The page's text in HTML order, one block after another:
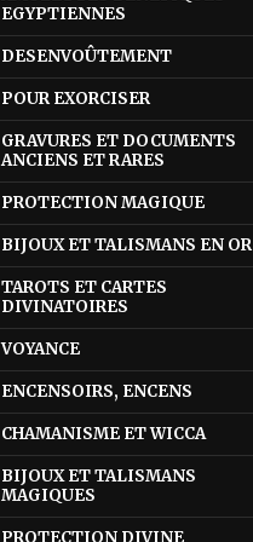
EGYPTIENNES
DESENVOÛTEMENT
POUR EXORCISER
GRAVURES ET DOCUMENTS
ANCIENS ET RARES
PROTECTION MAGIQUE
BIJOUX ET TALISMANS EN OR
TAROTS ET CARTES
DIVINATOIRES
VOYANCE
ENCENSOIRS, ENCENS
CHAMANISME ET WICCA
BIJOUX ET TALISMANS
MAGIQUES
PROTECTION DIVINE